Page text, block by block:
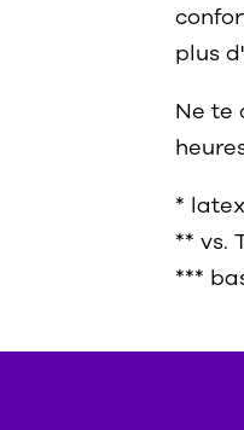
plus
Ne te
*
** vs.
***